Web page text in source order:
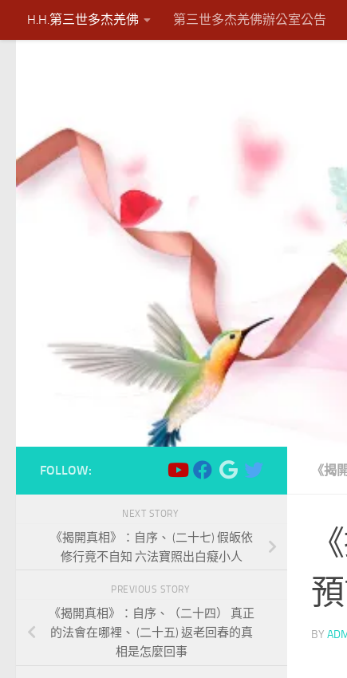
Skip to content
H.H.第三世多杰羌佛 第三世多杰羌佛辦公室公告
《揭
BY
FOLLOW:
NEXT STORY
《揭開真相》：自序、 (二十七) 假皈依
修行竟不自知 六法寶照出白癡小人
PREVIOUS STORY
《揭開真相》：自序、（二十四） 真正
的法會在哪裡、 (二十五) 返老回春的真
相是怎麼回事